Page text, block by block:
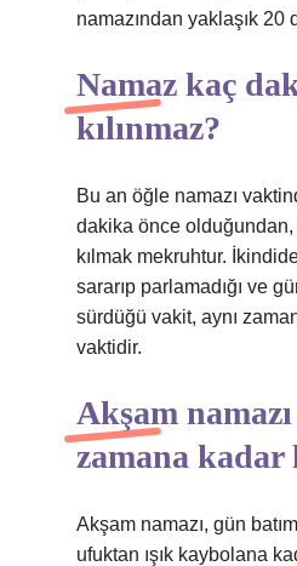
namazından yaklaşık 20
Namaz kaç
kılınmaz?
Bu an öğle namazı
dakika önce
kılmak mekruhtur.
sararıp parlamadığı ve
sürdüğü vakit, aynı
vaktidir.
Akşam
zamana kadar
Akşam namazı, gün
ufuktan ışık kaybolana